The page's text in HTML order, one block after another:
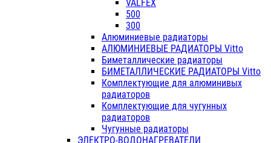
VALFEX
500
300
Алюминиевые радиаторы
АЛЮМИНИЕВЫЕ РАДИАТОРЫ Vitto
Биметаллические радиаторы
БИМЕТАЛЛИЧЕСКИЕ РАДИАТОРЫ Vitto
Комплектующие для алюминивых
радиаторов
Комплектующие для чугунных
радиаторов
Чугунные радиаторы
ЭЛЕКТРО-ВОДОНАГРЕВАТЕЛИ